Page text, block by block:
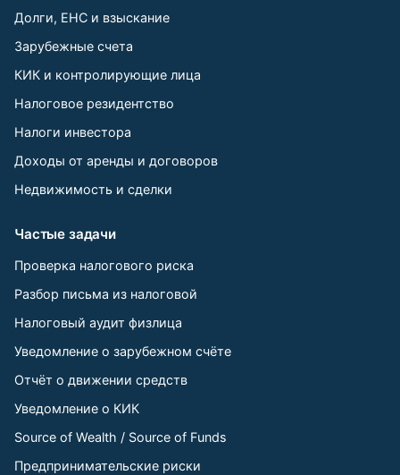
Долги, ЕНС и взыскание
Зарубежные счета
КИК и контролирующие лица
Налоговое резидентство
Налоги инвестора
Доходы от аренды и договоров
Недвижимость и сделки
Частые задачи
Проверка налогового риска
Разбор письма из налоговой
Налоговый аудит физлица
Уведомление о зарубежном счёте
Отчёт о движении средств
Уведомление о КИК
Source of Wealth / Source of Funds
Предпринимательские риски